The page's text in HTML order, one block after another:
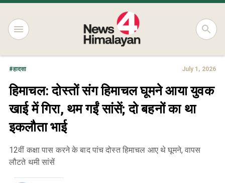
#हादसा July 1, 2026
हिमाचल: दोस्तों संग हिमाचल घूमने आया युवक
खाई में गिरा, थम गईं सांसें; दो बहनों का था
इकलौता भाई
12वीं कक्षा पास करने के बाद पांच दोस्त हिमाचल आए थे घूमने, वापस
लौटते थमी सांसें